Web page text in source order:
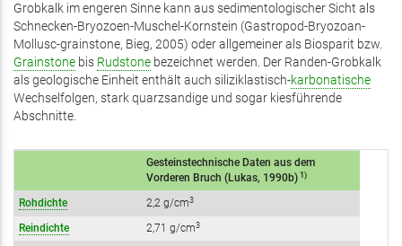
Grobkalk im engeren Sinne kann aus sedimentologischer Sicht als
Schnecken-Bryozoen-Muschel-Kornstein (Gastropod-Bryozoan-
Mollusc-grainstone, Bieg, 2005) oder allgemeiner als Biosparit bzw.
Grainstone bis Rudstone bezeichnet werden. Der Randen-Grobkalk
als geologische Einheit enthält auch siliziklastisch-karbonatische
Wechselfolgen, stark quarzsandige und sogar kiesführende
Abschnitte.
Gesteinstechnische Daten aus dem
Vorderen Bruch (Lukas, 1990b) 1)
Rohdichte 2,2 g/­cm3
Reindichte 2,71 g/­cm3